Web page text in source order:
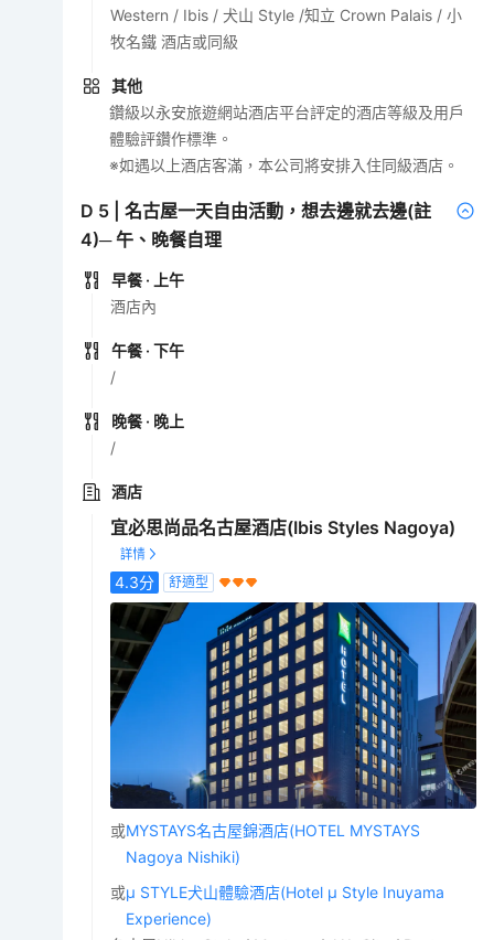
Western / Ibis / 犬山 Style /知立 Crown Palais / 小
牧名鐵 酒店或同級
其他
鑽級以永安旅遊網站酒店平台評定的酒店等級及用戶
體驗評鑽作標準。
※如遇以上酒店客滿，本公司將安排入住同級酒店。
D 5 |名古屋一天自由活動，想去邊就去邊(註
4)─ 午、晚餐自理
早餐 · 上午
酒店內
午餐 · 下午
/
晚餐 · 晚上
/
酒店
宜必思尚品名古屋酒店(Ibis Styles Nagoya)
4.3分 舒適型
或MYSTAYS名古屋錦酒店(HOTEL MYSTAYS
Nagoya Nishiki)
或μ STYLE犬山體驗酒店(Hotel μ Style Inuyama
Experience)